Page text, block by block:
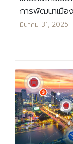
การพัฒนาเมือ
มีนาคม 31, 2025